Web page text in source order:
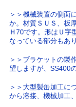
＞＞機械装置の側面
か。材質ＳＵＳ、板
Ｈ70です。形はＵ字
なっている部分もあ
＞＞ブラケットの製
望しますが、SS400
＞＞大型製缶加工に
から溶接、機械加工